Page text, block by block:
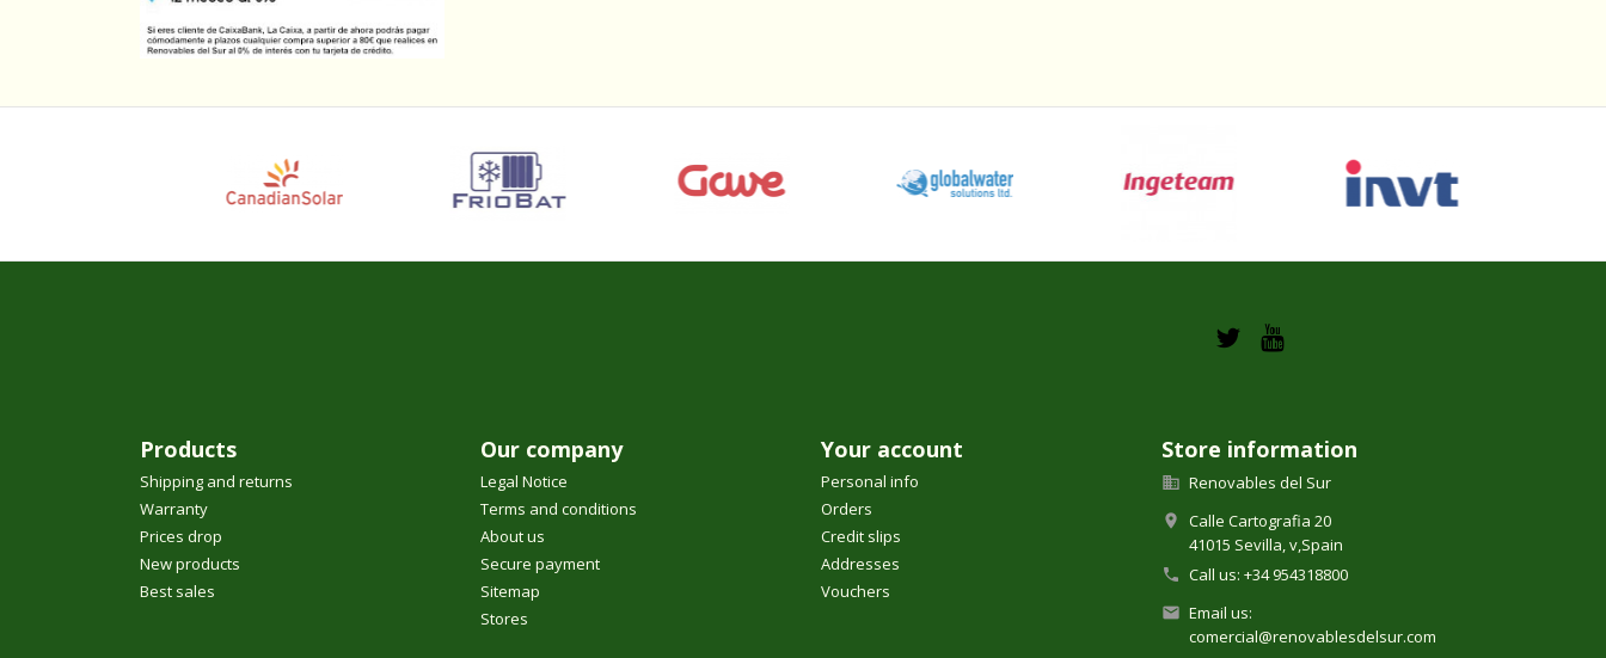
Products
Shipping and returns
Warranty
Prices drop
New products
Best sales
Our company
Legal Notice
Terms and conditions
About us
Secure payment
Sitemap
Stores
Your account
Personal info
Orders
Credit slips
Addresses
Vouchers
Store information
 Renovables del Sur

Calle Cartografia 20
41015 Sevilla,v,Spain
 Call us: +34 954318800
 Email us:
comercial@renovablesdelsur.com